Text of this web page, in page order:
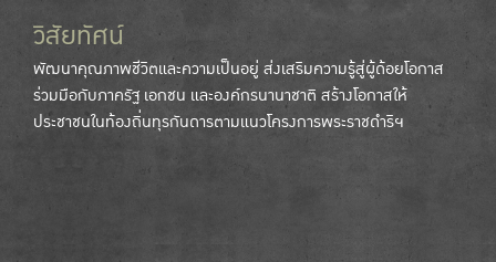
วิสัยทัศน์
พัฒนาคุณภาพชีวิตและความเป็นอยู่ ส่งเสริมความรู้สู่ผู้ด้อยโอกาส
ร่วมมือกับภาครัฐ เอกชน และองค์กรนานาชาติ สร้างโอกาสให้
ประชาชนในท้องถิ่นทุรกันดารตามแนวโครงการพระราชดำริฯ